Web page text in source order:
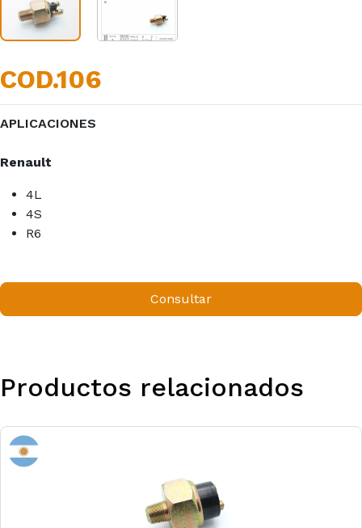
COD.106
APLICACIONES
Renault
4L
4S
R6
Consultar
Productos relacionados